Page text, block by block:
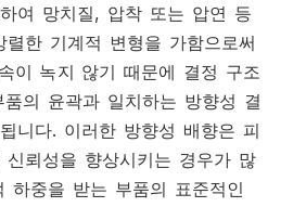
여 망치질, 압착 또는 압연 등
한 기계적 변형을 가함으로써
이 녹지 않기 때문에 결정 구조
의 윤곽과 일치하는 방향성 결
니다. 이러한 방향성 배향은 피
신뢰성을 향상시키는 경우가 많
하중을 받는 부품의 표준적인